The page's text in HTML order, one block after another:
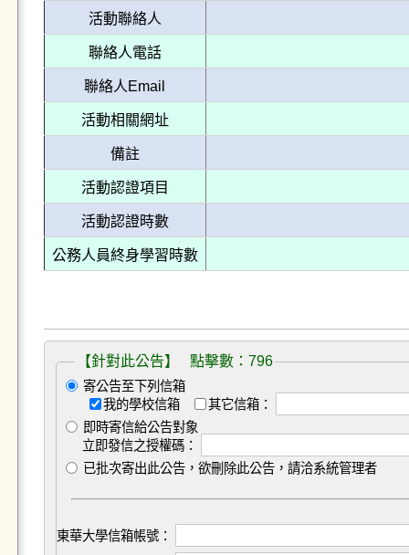
活動聯絡人
聯絡人電話
聯絡人Email
活動相關網址
備註
活動認證項目
活動認證時數
公務人員終身學習時數
【針對此公告】 點擊數：796
寄公告至下列信箱
我的學校信箱
其它信箱：
即時寄信給公告對象
立即發信之授權碼：
已批次寄出此公告，欲刪除此公告，請洽系統管理者
東華大學信箱帳號：